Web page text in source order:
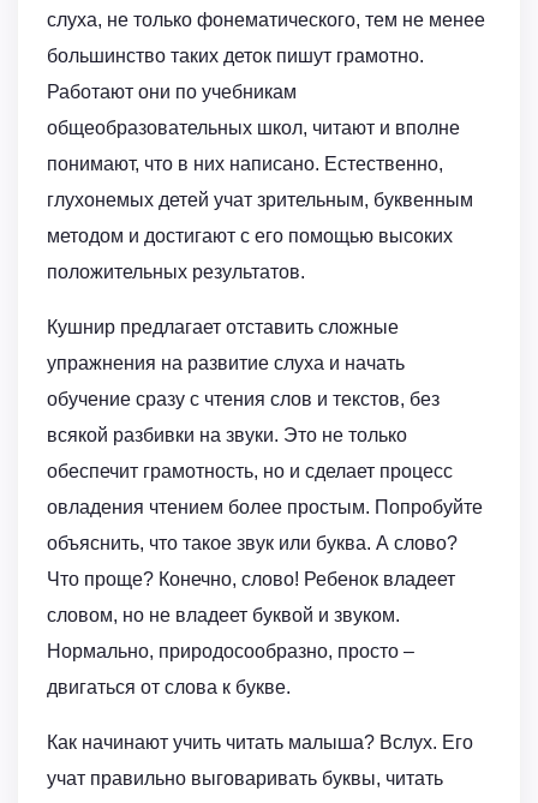
слуха, не только фонематического, тем не менее
большинство таких деток пишут грамотно.
Работают они по учебникам
общеобразовательных школ, читают и вполне
понимают, что в них написано. Естественно,
глухонемых детей учат зрительным, буквенным
методом и достигают с его помощью высоких
положительных результатов.
Кушнир предлагает отставить сложные
упражнения на развитие слуха и начать
обучение сразу с чтения слов и текстов, без
всякой разбивки на звуки. Это не только
обеспечит грамотность, но и сделает процесс
овладения чтением более простым. Попробуйте
объяснить, что такое звук или буква. А слово?
Что проще? Конечно, слово! Ребенок владеет
словом, но не владеет буквой и звуком.
Нормально, природосообразно, просто –
двигаться от слова к букве.
Как начинают учить читать малыша? Вслух. Его
учат правильно выговаривать буквы, читать